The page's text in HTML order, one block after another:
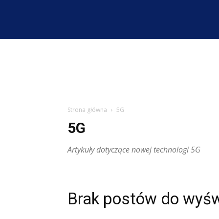
Strona główna 5G
5G
Artykuły dotyczące nowej technologi 5G
Brak postów do